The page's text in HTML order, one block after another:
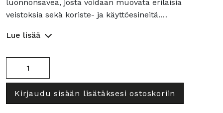
luonnonsavea, josta voidaan muovata erilaisia
veistoksia sekä koriste- ja käyttöesineitä.…
Lue lisää
Kirjaudu sisään lisätäksesi ostoskoriin